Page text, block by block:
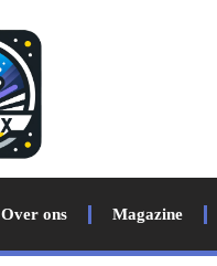
Over ons Magazine